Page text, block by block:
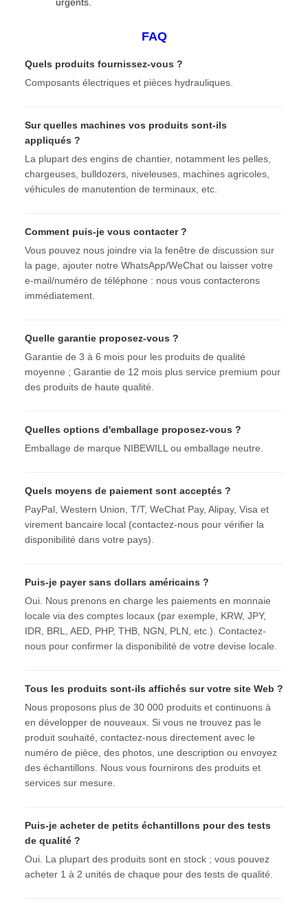
FAQ
Quels produits fournissez-vous ?
Composants électriques et pièces hydrauliques.
Sur quelles machines vos produits sont-ils
appliqués ?
La plupart des engins de chantier, notamment les pelles,
chargeuses, bulldozers, niveleuses, machines agricoles,
véhicules de manutention de terminaux, etc.
Comment puis-je vous contacter ?
Vous pouvez nous joindre via la fenêtre de discussion sur
la page, ajouter notre WhatsApp/WeChat ou laisser votre
e-mail/numéro de téléphone : nous vous contacterons
immédiatement.
Quelle garantie proposez-vous ?
Garantie de 3 à 6 mois pour les produits de qualité
moyenne ; Garantie de 12 mois plus service premium pour
des produits de haute qualité.
Quelles options d'emballage proposez-vous ?
Emballage de marque NIBEWILL ou emballage neutre.
Quels moyens de paiement sont acceptés ?
PayPal, Western Union, T/T, WeChat Pay, Alipay, Visa et
virement bancaire local (contactez-nous pour vérifier la
disponibilité dans votre pays).
Puis-je payer sans dollars américains ?
Oui. Nous prenons en charge les paiements en monnaie
locale via des comptes locaux (par exemple, KRW, JPY,
IDR, BRL, AED, PHP, THB, NGN, PLN, etc.). Contactez-
nous pour confirmer la disponibilité de votre devise locale.
Tous les produits sont-ils affichés sur votre site Web ?
Nous proposons plus de 30 000 produits et continuons à
en développer de nouveaux. Si vous ne trouvez pas le
produit souhaité, contactez-nous directement avec le
numéro de pièce, des photos, une description ou envoyez
des échantillons. Nous vous fournirons des produits et
services sur mesure.
Puis-je acheter de petits échantillons pour des tests
de qualité ?
Oui. La plupart des produits sont en stock ; vous pouvez
acheter 1 à 2 unités de chaque pour des tests de qualité.